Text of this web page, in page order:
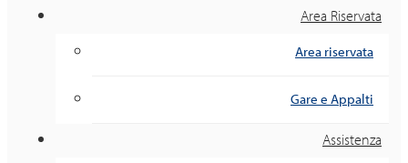
Area Riservata
Area riservata
Gare e Appalti
Assistenza